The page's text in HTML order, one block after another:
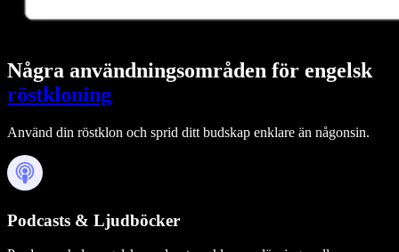
Några användningsområden för engelsk
röstkloning
Använd din röstklon och sprid ditt budskap enklare än någonsin.
Podcasts & Ljudböcker